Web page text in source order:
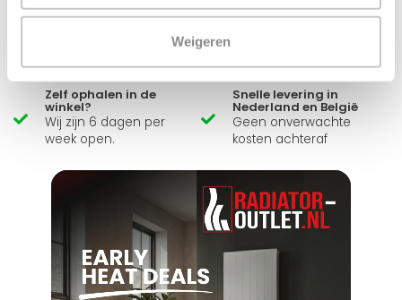
Weigeren
Zelf ophalen in de
winkel?
Wij zijn 6 dagen per
week open.
Snelle levering in
Nederland en België
Geen onverwachte
kosten achteraf